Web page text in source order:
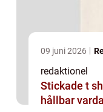
09 juni 2026
redaktionel
Stickade t shirts stil,
hållbar